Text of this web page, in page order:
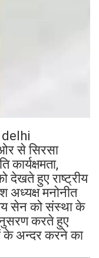
ओर से सिरसा
देखते हुए राष्ट्रीय
अध्यक्ष मनोनीत
सेन को संस्था के
करते हुए
के अन्दर करने का